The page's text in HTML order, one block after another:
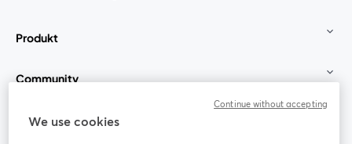
Produkt
Community
StreamYard für
We use cookies
Continue without accepting